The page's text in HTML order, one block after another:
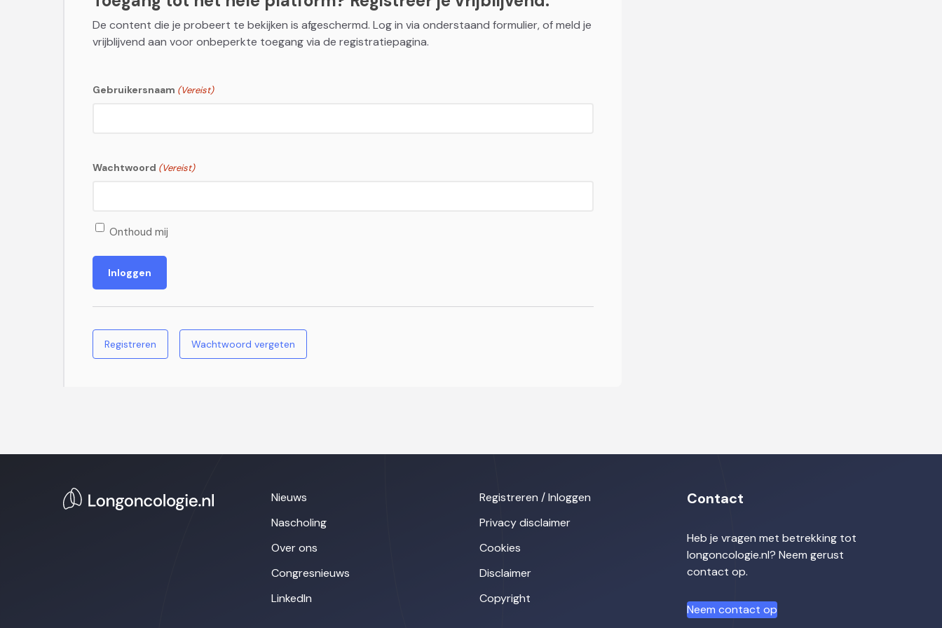
De content die je probeert te bekijken is afgeschermd. Log in via onderstaand formulier, of meld je
vrijblijvend aan voor onbeperkte toegang via de registratiepagina.
Gebruikersnaam (Vereist)
Wachtwoord (Vereist)
Onthoud mij
Registreren Wachtwoord vergeten
Nieuws
Nascholing
Over ons
Congresnieuws
LinkedIn
Registreren / Inloggen
Privacy disclaimer
Cookies
Disclaimer
Copyright
Contact
Heb je vragen met betrekking tot
longoncologie.nl? Neem gerust
contact op.
Neem contact op